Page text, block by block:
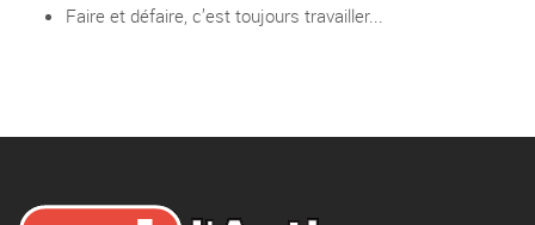
Faire et défaire, c’est toujours travailler...